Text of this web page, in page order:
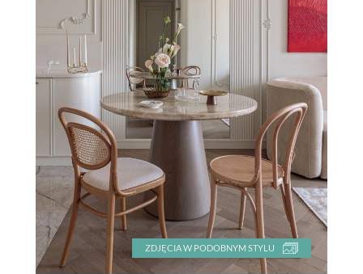
ZDJĘCIA W PODOBNYM STYLU